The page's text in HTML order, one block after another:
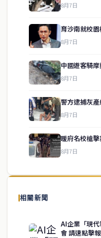
8月7日
育沙南就校
8月7日
中國遊客騎
8月7日
警方逮捕灰
8月7日
暖府名校槍
8月7日
相關新聞
AI企業「現
會 請速點擊
報導泰國當地政治、經濟、華